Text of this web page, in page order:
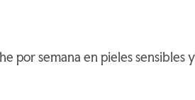
por semana en pieles sensibles